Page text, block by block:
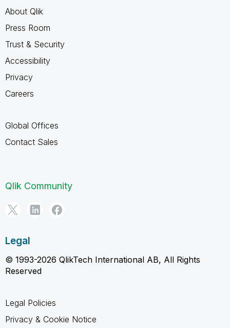
About Qlik
Press Room
Trust & Security
Accessibility
Privacy
Careers
Global Offices
Contact Sales
Qlik Community
Legal
© 1993-2026 QlikTech International AB, All Rights
Reserved
Legal Policies
Privacy & Cookie Notice